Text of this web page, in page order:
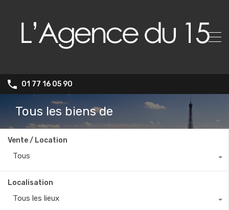
01 77 16 05 90
Tous les biens de
Vente / Location
Tous
Localisation
Tous les lieux